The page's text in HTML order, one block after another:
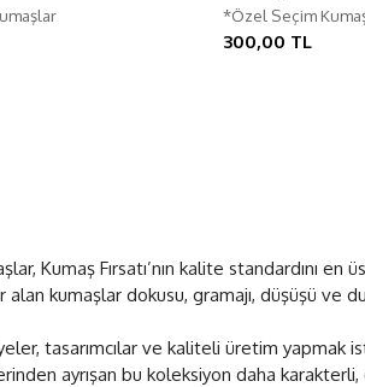
*Özel Seçim
300,00 TL
Kumaş Fırsatı’nın kalite standardını
alan kumaşlar dokusu, gramajı, düşüşü
tasarımcılar ve kaliteli üretim yapmak
ayrışan bu koleksiyon daha karakterli,